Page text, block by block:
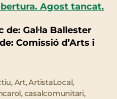
Agost tancat.
Gal·la Ballester
Comissió d’Arts i
, Art,ArtistaLocal,
, casalcomunitari,